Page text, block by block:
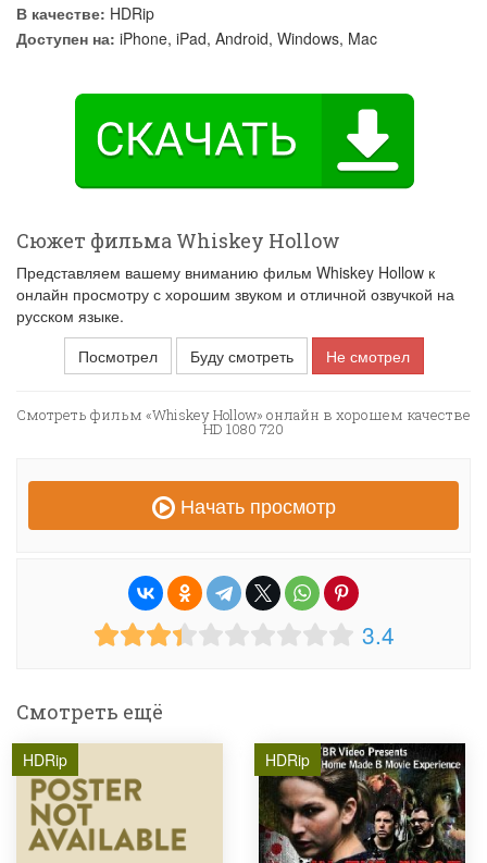
В качестве: HDRip
Доступен на: iPhone, iPad, Android, Windows, Mac
Сюжет фильма Whiskey Hollow
Представляем вашему вниманию фильм Whiskey Hollow к
онлайн просмотру с хорошим звуком и отличной озвучкой на
русском языке.
Посмотрел
Буду смотреть Не смотрел
Смотреть фильм «Whiskey Hollow» онлайн в хорошем качестве
HD 1080 720
Начать просмотр
3.4
Смотреть ещё
HDRip HDRip